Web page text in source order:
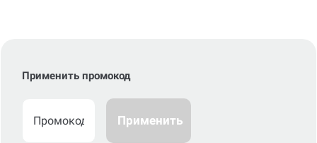
Применить промокод
Применить